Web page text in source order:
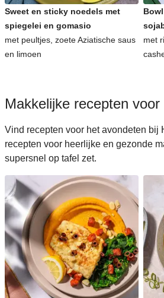
Sweet en sticky noedels met
spiegelei en gomasio
met peultjes, zoete Aziatische saus
en limoen
met
Makkelijke recepten
Vind recepten voor het avondeten bij
recepten voor heerlijke en gezonde
supersnel op tafel zet.